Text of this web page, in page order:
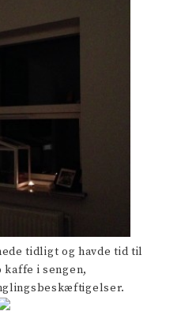
tidligt og havde tid til
kaffe i sengen,